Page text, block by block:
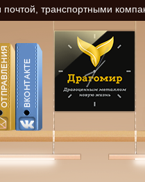
транспортными